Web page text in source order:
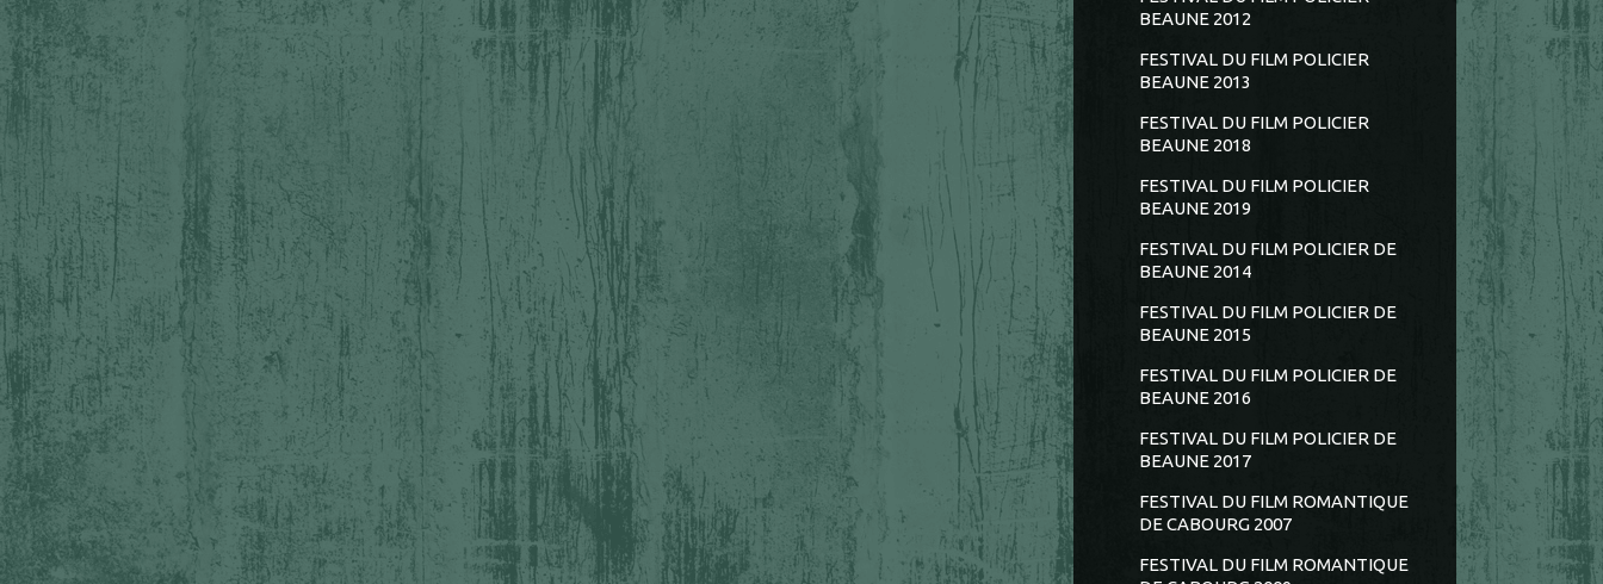
BEAUNE 2012
FESTIVAL DU FILM POLICIER
BEAUNE 2013
FESTIVAL DU FILM POLICIER
BEAUNE 2018
FESTIVAL DU FILM POLICIER
BEAUNE 2019
FESTIVAL DU FILM POLICIER DE
BEAUNE 2014
FESTIVAL DU FILM POLICIER DE
BEAUNE 2015
FESTIVAL DU FILM POLICIER DE
BEAUNE 2016
FESTIVAL DU FILM POLICIER DE
BEAUNE 2017
FESTIVAL DU FILM ROMANTIQUE
DE CABOURG 2007
FESTIVAL DU FILM ROMANTIQUE